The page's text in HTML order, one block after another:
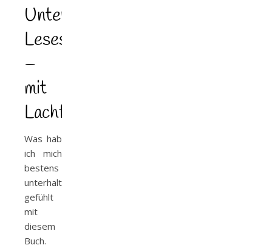
Unterhaltsamer
Lesespaß
–
mit
Lachfaktor
Was hab
ich mich
bestens
unterhalten
gefühlt
mit
diesem
Buch.